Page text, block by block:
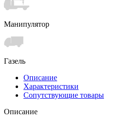
Манипулятор
Газель
Описание
Характеристики
Сопутствующие товары
Описание